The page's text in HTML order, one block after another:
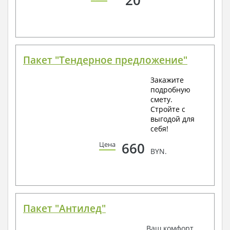
Пакет "Тендерное предложение"
Закажите
подробную
смету.
Стройте с
выгодой для
себя!
Цена 660 BYN.
Пакет "Антилед"